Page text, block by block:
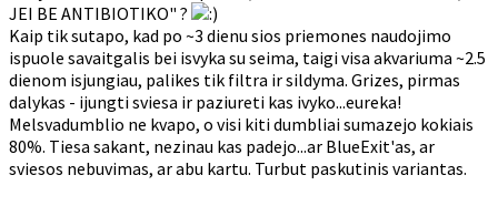
JEI BE ANTIBIOTIKO" ?
Kaip tik sutapo, kad po ~3 dienu sios priemones naudojimo
ispuole savaitgalis bei isvyka su seima, taigi visa akvariuma ~2.5
dienom isjungiau, palikes tik filtra ir sildyma. Grizes, pirmas
dalykas - ijungti sviesa ir paziureti kas ivyko...eureka!
Melsvadumblio ne kvapo, o visi kiti dumbliai sumazejo kokiais
80%. Tiesa sakant, nezinau kas padejo...ar BlueExit'as, ar
sviesos nebuvimas, ar abu kartu. Turbut paskutinis variantas.